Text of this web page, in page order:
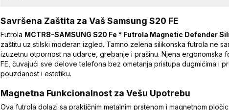
Savršena Zaštita za Vaš Samsung S20 FE
Futrola MCTR8-SAMSUNG S20 Fe * Futrola Magnetic Defender
zaštitu uz stilski moderan izgled. Tamno zelena silikonska futrola ne
izuzetnu otpornost na udarce, grebanje i prašinu. Njena ergonomska
FE, čuvajući sve delove telefona bez ometanja pristupa dugmićima i
pouzdanost i estetiku.
Magnetna Funkcionalnost za Vešu Upotrebu
Ova futrola dolazi sa praktičnim metalnim prstenom i magnetnom